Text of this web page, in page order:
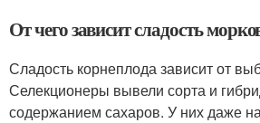
От чего зависит сладость
Сладость корнеплода зависит от
Селекционеры вывели сорта и
содержанием сахаров. У них даже